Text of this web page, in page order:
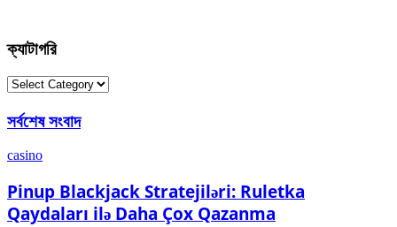
ক্যাটাগরি
ক্যাটাগরি
সর্বশেষ সংবাদ
casino
Pinup Blackjack Stratejiləri: Ruletka
Qaydaları ilə Daha Çox Qazanma